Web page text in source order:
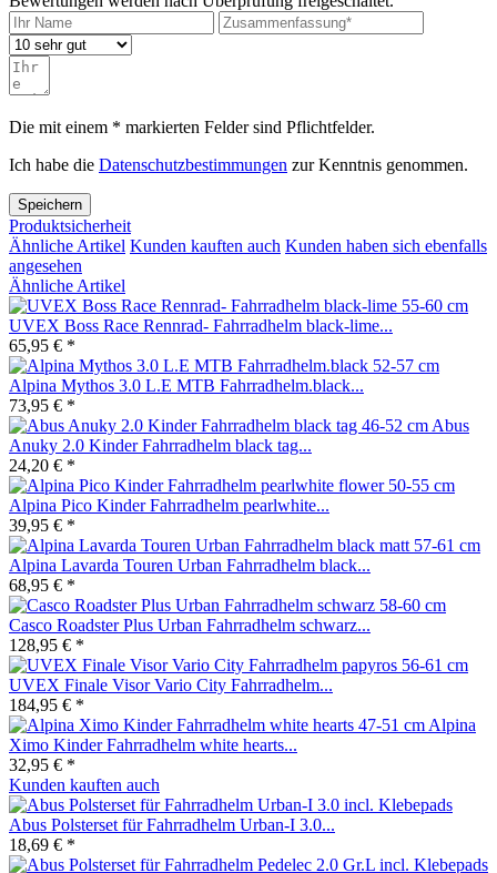
Die mit einem * markierten Felder sind Pflichtfelder.
Ich habe die Datenschutzbestimmungen zur Kenntnis genommen.
Speichern
Produktsicherheit
Ähnliche Artikel Kunden kauften auch Kunden haben sich ebenfalls
angesehen
Ähnliche Artikel
UVEX Boss Race Rennrad- Fahrradhelm black-lime...
65,95 € *
Alpina Mythos 3.0 L.E MTB Fahrradhelm.black...
73,95 € *
Abus
Anuky 2.0 Kinder Fahrradhelm black tag...
24,20 € *
Alpina Pico Kinder Fahrradhelm pearlwhite...
39,95 € *
Alpina Lavarda Touren Urban Fahrradhelm black...
68,95 € *
Casco Roadster Plus Urban Fahrradhelm schwarz...
128,95 € *
UVEX Finale Visor Vario City Fahrradhelm...
184,95 € *
Alpina
Ximo Kinder Fahrradhelm white hearts...
32,95 € *
Kunden kauften auch
Abus Polsterset für Fahrradhelm Urban-I 3.0...
18,69 € *